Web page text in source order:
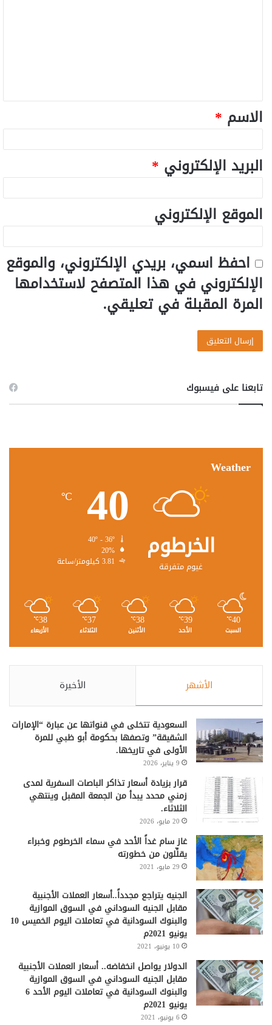
الاسم *
البريد الإلكتروني *
الموقع الإلكتروني
احفظ اسمي، بريدي الإلكتروني، والموقع
الإلكتروني في هذا المتصفح لاستخدامها
المرة المقبلة في تعليقي.
تابعنا على فيسبوك
Weather
الخرطوم
غيوم متفرقة
40
℃
20%
3.81 كيلومتر/ساعة
40
℃
السبت
39
℃
الأحد
38
℃
الأثنين
37
℃
الثلاثاء
38
℃
الأربعاء
الأشهر الأخيرة
السعودية تتخلى في قنواتها عن عبارة “الإمارات
الشقيقة” وتصفها بحكومة أبو ظبي للمرة
الأولى في تاريخها.
9 يناير، 2026
قرار بزيادة أسعار تذاكر الباصات السفرية لمدى
زمني محدد يبدأ من الجمعة المقبل وينتهي
الثلاثاء.
20 مايو، 2026
غاز سام غداً الأحد في سماء الخرطوم وخبراء
يقلِّلون من خطورته
29 مايو، 2021
الجنيه يتراجع مجدداً..أسعار العملات الأجنبية
مقابل الجنيه السوداني في السوق الموازية
والبنوك السودانية في تعاملات اليوم الخميس 10
يونيو 2021م
10 يونيو، 2021
الدولار يواصل انخفاضه.. أسعار العملات الأجنبية
مقابل الجنيه السوداني في السوق الموازية
والبنوك السودانية في تعاملات اليوم الأحد 6
يونيو 2021م
6 يونيو، 2021